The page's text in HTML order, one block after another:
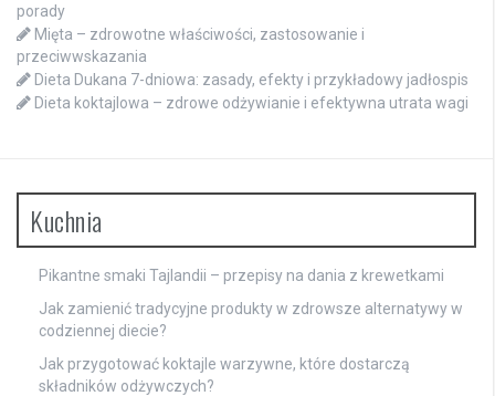
porady
Mięta – zdrowotne właściwości, zastosowanie i
przeciwwskazania
Dieta Dukana 7-dniowa: zasady, efekty i przykładowy jadłospis
Dieta koktajlowa – zdrowe odżywianie i efektywna utrata wagi
Kuchnia
Pikantne smaki Tajlandii – przepisy na dania z krewetkami
Jak zamienić tradycyjne produkty w zdrowsze alternatywy w
codziennej diecie?
Jak przygotować koktajle warzywne, które dostarczą
składników odżywczych?